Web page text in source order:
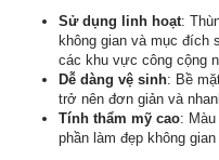
Sử dụng linh hoạt:
không gian và mục đích
các khu vực công cộng
Dễ dàng vệ sinh: Bề
trở nên đơn giản và
Tính thẩm mỹ cao:
phần làm đẹp không